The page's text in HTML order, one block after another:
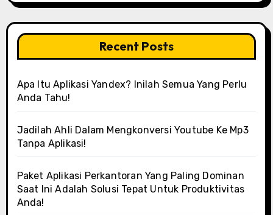
Recent Posts
Apa Itu Aplikasi Yandex? Inilah Semua Yang Perlu
Anda Tahu!
Jadilah Ahli Dalam Mengkonversi Youtube Ke Mp3
Tanpa Aplikasi!
Paket Aplikasi Perkantoran Yang Paling Dominan
Saat Ini Adalah Solusi Tepat Untuk Produktivitas
Anda!